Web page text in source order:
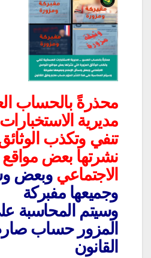
محذرةً بالحساب
مديرية
تنفي وتكذب
نشرتها بعض مواقع
الاجتماعي وبعض
وجميعها مفبركة
وسيتم المحاسبة
المزور حساب
القانون